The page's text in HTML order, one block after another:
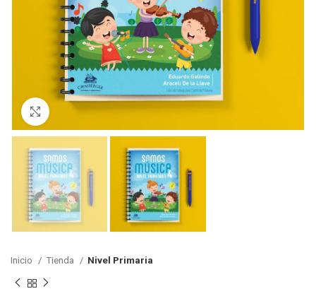
Clic para ampliar
Inicio Tienda Nivel Primaria